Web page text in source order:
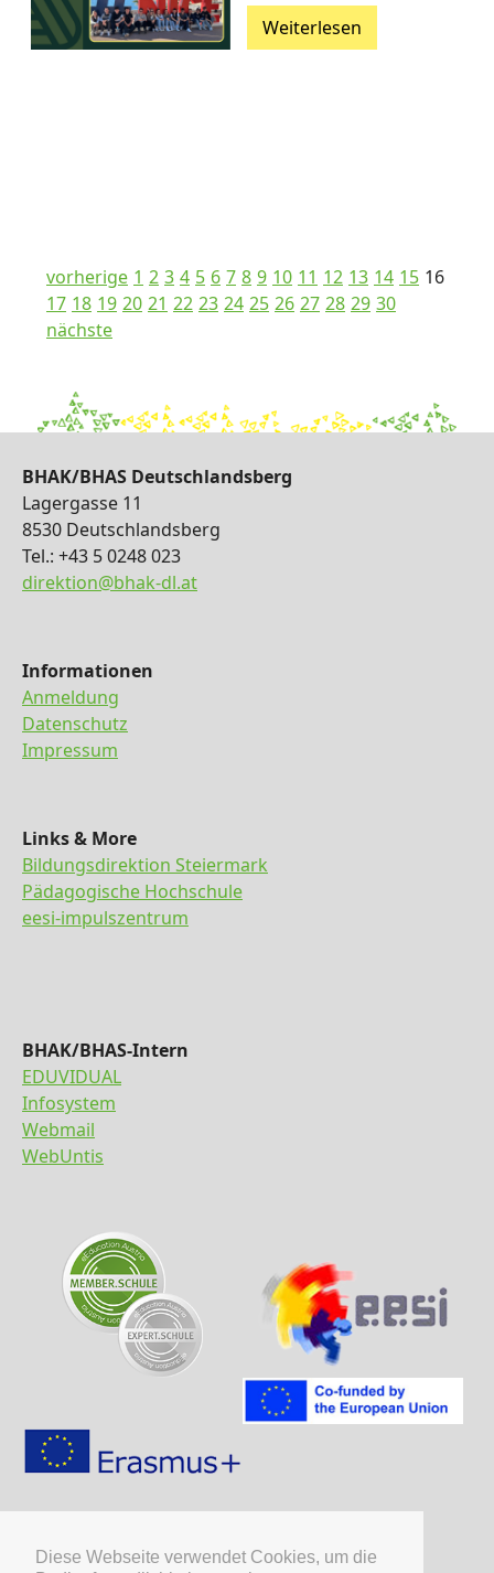
Diese Webseite verwendet Cookies, um die
Weiterlesen
vorherige 1 2 3 4 5 6 7 8 9 10 11 12 13 14 15 16
17 18 19 20 21 22 23 24 25 26 27 28 29 30
nächste
BHAK/BHAS Deutschlandsberg
Lagergasse 11
8530 Deutschlandsberg
Tel.: +43 5 0248 023
direktion@bhak-dl.at
Informationen
Anmeldung
Datenschutz
Impressum
Links & More
Bildungsdirektion Steiermark
Pädagogische Hochschule
eesi-impulszentrum
BHAK/BHAS-Intern
EDUVIDUAL
Infosystem
Webmail
WebUntis